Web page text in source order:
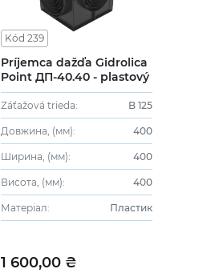
Kód 239
Príjemca dažďa Gidrolica
Point ДП-40.40 - plastový
Záťažová trieda: B 125
Довжина, (мм): 400
Ширина, (мм): 400
Висота, (мм): 400
Матеріал: Пластик
1 600,00 ₴